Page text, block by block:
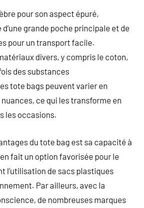
pour son aspect épuré,
grande poche principale et de
pour un transport facile.
divers, y compris le coton,
des substances
tote bags peuvent varier en
ce qui les transforme en
les occasions.
du tote bag est sa capacité à
fait un option favorisée pour le
l’utilisation de sacs plastiques
Par ailleurs, avec la
de nombreuses marques